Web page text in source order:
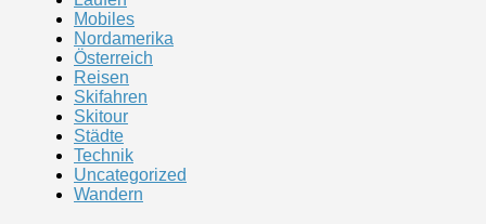
Mobiles
Nordamerika
Österreich
Reisen
Skifahren
Skitour
Städte
Technik
Uncategorized
Wandern